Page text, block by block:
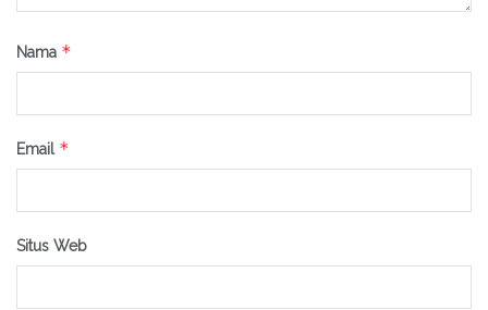
Nama *
Email *
Situs Web